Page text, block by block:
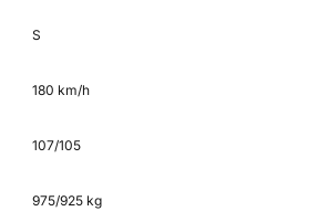
S
180 km/h
107/105
975/925 kg